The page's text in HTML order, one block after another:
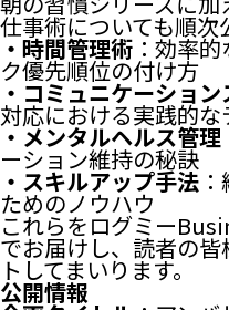
仕事術についても順次
・時間管理術 ：効率
ク優先順位の付け方
・コミュニケーショ
対応における実践的な
・メンタルヘルス管理
ーション維持の秘訣
・スキルアップ手法
ためのノウハウ
これらをログミー
でお届けし、読者の
トしてまいります。
公開情報